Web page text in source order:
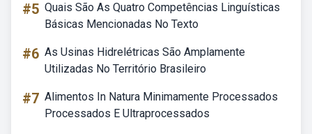
#5 Quais São As Quatro Competências Linguísticas
Básicas Mencionadas No Texto
#6 As Usinas Hidrelétricas São Amplamente
Utilizadas No Território Brasileiro
#7 Alimentos In Natura Minimamente Processados
Processados E Ultraprocessados